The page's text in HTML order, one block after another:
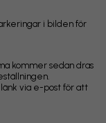
i bilden för
kommer sedan dras
via e-post för att